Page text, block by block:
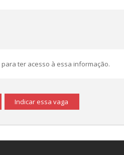
para ter acesso à essa informação.
Indicar essa vaga